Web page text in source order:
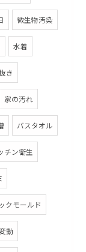
微生物汚染
水着
き
家の汚れ
バスタオル
チン衛生
クモールド
動